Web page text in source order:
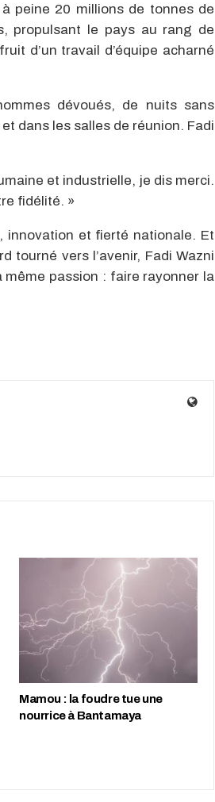
peine 20 millions de tonnes de
propulsant le pays au rang de
d’un travail d’équipe acharné
dévoués, de nuits sans
dans les salles de réunion. Fadi
et industrielle, je dis merci.
fidélité. »
innovation et fierté nationale. Et
tourné vers l’avenir, Fadi Wazni
même passion : faire rayonner la
Mamou : la foudre tue une
nourrice à Bantamaya